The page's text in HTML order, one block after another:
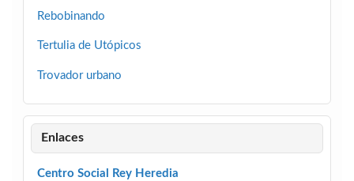
Rebobinando
Tertulia de Utópicos
Trovador urbano
Enlaces
Centro Social Rey Heredia